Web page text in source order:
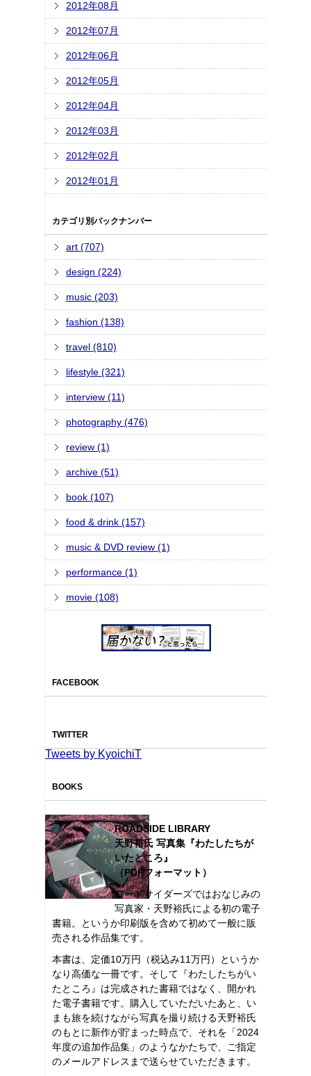
2012年08月
2012年07月
2012年06月
2012年05月
2012年04月
2012年03月
2012年02月
2012年01月
カテゴリ別バックナンバー
art (707)
design (224)
music (203)
fashion (138)
travel (810)
lifestyle (321)
interview (11)
photography (476)
review (1)
archive (51)
book (107)
food & drink (157)
music & DVD review (1)
performance (1)
movie (108)
FACEBOOK
TWITTER
Tweets by KyoichiT
BOOKS
ROADSIDE LIBRARY
天野裕氏 写真集『わたしたちが
いたところ』
（PDFフォーマット）
ロードサイダーズではおなじみの
写真家・天野裕氏による初の電子
書籍。というか印刷版を含めて初めて一般に販
売される作品集です。
本書は、定価10万円（税込み11万円）というか
なり高価な一冊です。そして『わたしたちがい
たところ』は完成された書籍ではなく、開かれ
た電子書籍です。購入していただいたあと、い
まも旅を続けながら写真を撮り続ける天野裕氏
のもとに新作が貯まった時点で、それを「2024
年度の追加作品集」のようなかたちで、ご指定
のメールアドレスまで送らせていただきます。